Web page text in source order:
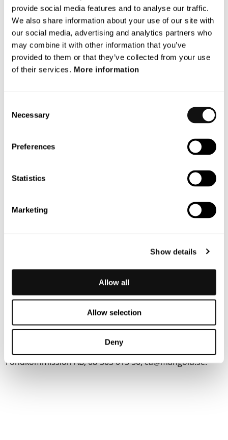
provide social media features and to analyse our traffic.
We also share information about your use of our site with
our social media, advertising and analytics partners who
may combine it with other information that you’ve
provided to them or that they’ve collected from your use
of their services. More information
Selection
Necessary
Preferences
Statistics
Marketing
Show details
Allow all
Allow selection
Deny
Vi kommer framgent att uppdatera marknaden om
utfallet av Bolagets demotester i bil och dess resultat
som förväntas vara oss tillhanda under slutet av årets
andra kvartal.”
För mer information, vänligen kontakta:
Om Terranet AB (publ)
Terranets mål är att rädda liv i stadstrafiken.
förarstöd (ADAS) och självkörande fordon som skyddar
Med hjälp av en unik och patenterad teknologi scannar
precision än någon annan ADAS-lösning idag.
Terranet är baserat i Lund och i Stuttgart, i hjärtat av den
europeiska bilindustrin. Sedan 2017 är bolaget noterat på
Nasdaq First North Premier Growth Market (Nasdaq:
Följ vår resa påwww.blincvision.com
Certified Adviser till Terranet är Mangold
Fondkommission AB, 08-503 015 50,ca@mangold.se.